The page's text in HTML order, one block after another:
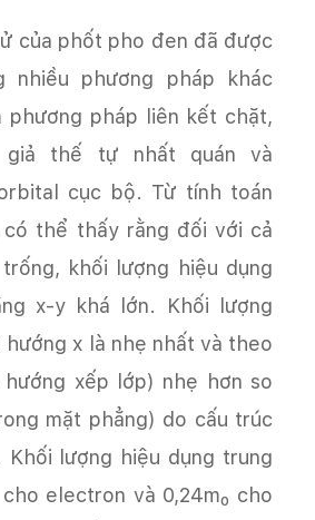
của phốt pho đen đã được
nhiều phương pháp khác
phương pháp liên kết chặt,
giả thế tự nhất quán và
cục bộ. Từ tính toán
có thể thấy rằng đối với cả
khối lượng hiệu dụng
x-y khá lớn. Khối lượng
hướng x là nhẹ nhất và theo
xếp lớp) nhẹ hơn so
mặt phẳng) do cấu trúc
Khối lượng hiệu dụng trung
cho electron và 0,24m₀ cho